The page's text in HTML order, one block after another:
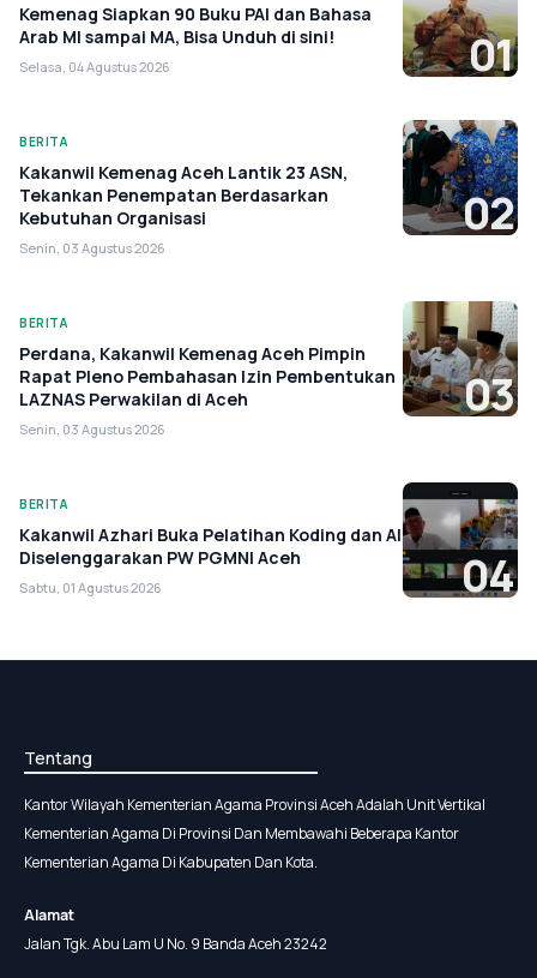
Kemenag Siapkan 90 Buku PAI dan Bahasa
Arab MI sampai MA, Bisa Unduh di sini!
Selasa, 04 Agustus 2026 01
BERITA
Kakanwil Kemenag Aceh Lantik 23 ASN,
Tekankan Penempatan Berdasarkan
Kebutuhan Organisasi
Senin, 03 Agustus 2026
02
BERITA
Perdana, Kakanwil Kemenag Aceh Pimpin
Rapat Pleno Pembahasan Izin Pembentukan
LAZNAS Perwakilan di Aceh
Senin, 03 Agustus 2026
03
BERITA
Kakanwil Azhari Buka Pelatihan Koding dan AI
Diselenggarakan PW PGMNI Aceh
Sabtu, 01 Agustus 2026 04
Tentang
Kantor Wilayah Kementerian Agama Provinsi Aceh Adalah Unit Vertikal
Kementerian Agama Di Provinsi Dan Membawahi Beberapa Kantor
Kementerian Agama Di Kabupaten Dan Kota.
Alamat
Jalan Tgk. Abu Lam U No. 9 Banda Aceh 23242